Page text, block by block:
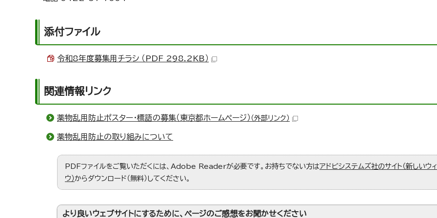
添付ファイル
令和8年度募集用チラシ （PDF 298.2KB）
関連情報リンク
薬物乱用防止ポスター・標語の募集（東京都ホームページ） （外部リンク）
薬物乱用防止の取り組みについて
PDFファイルをご覧いただくには、Adobe Readerが必要です。お持ちでない方はアドビシステムズ社のサイト（新しいウ
ウ）からダウンロード（無料）してください。
より良いウェブサイトにするために、ページのご感想をお聞かせください